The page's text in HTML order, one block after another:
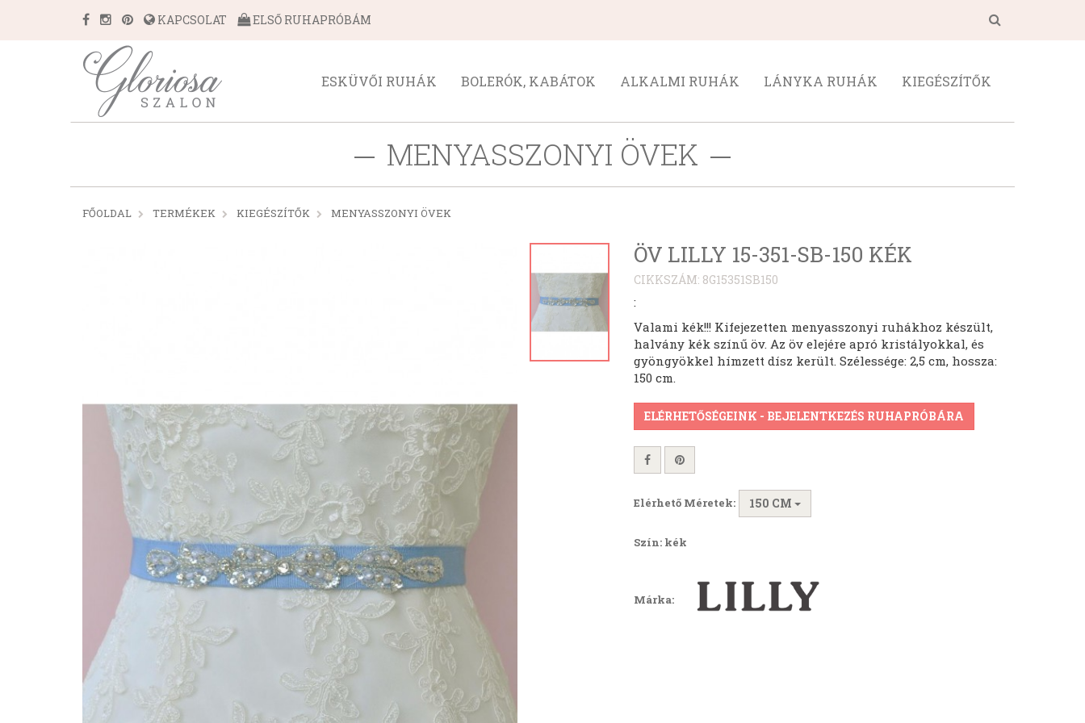
KAPCSOLAT ELSŐ RUHAPRÓBÁM
ESKÜVŐI RUHÁK BOLERÓK, KABÁTOK ALKALMI RUHÁK LÁNYKA RUHÁK KIEGÉSZÍTŐK
MENYASSZONYI ÖVEK
FŐOLDAL TERMÉKEK KIEGÉSZÍTŐK MENYASSZONYI ÖVEK
ÖV LILLY 15-351-SB-150 KÉK
CIKKSZÁM: 8G15351SB150
:
Valami kék!!! Kifejezetten menyasszonyi ruhákhoz készült,
halvány kék színű öv. Az öv elejére apró kristályokkal, és
gyöngyökkel hímzett dísz került. Szélessége: 2,5 cm, hossza:
150 cm.
ELÉRHETŐSÉGEINK - BEJELENTKEZÉS RUHAPRÓBÁRA
Elérhető Méretek: 150 CM
Szín: kék
Márka: